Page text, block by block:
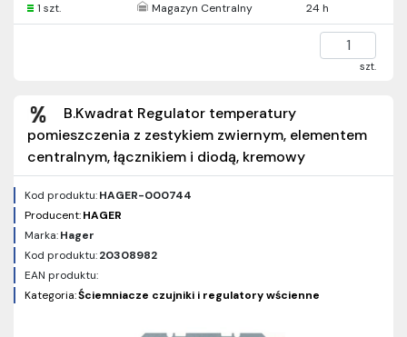
1 szt. Magazyn Centralny 24 h
szt.
B.Kwadrat Regulator temperatury
pomieszczenia z zestykiem zwiernym, elementem
centralnym, łącznikiem i diodą, kremowy
Kod produktu:HAGER-000744
Producent:HAGER
Marka:Hager
Kod produktu:20308982
EAN produktu:
Kategoria:Ściemniacze czujniki i regulatory wścienne